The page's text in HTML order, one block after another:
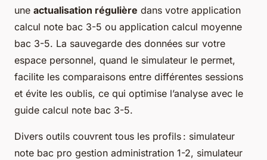
une actualisation régulière dans votre application
calcul note bac 3-5 ou application calcul moyenne
bac 3-5. La sauvegarde des données sur votre
espace personnel, quand le simulateur le permet,
facilite les comparaisons entre différentes sessions
et évite les oublis, ce qui optimise l’analyse avec le
guide calcul note bac 3-5.
Divers outils couvrent tous les profils : simulateur
note bac pro gestion administration 1-2, simulateur